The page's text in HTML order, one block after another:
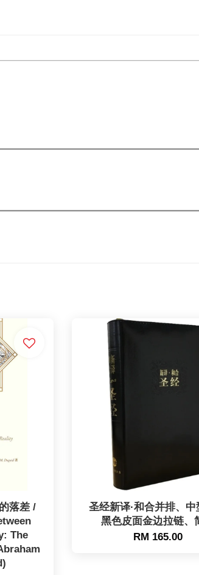
落差 /
The
圣经新译·和合并排、中
黑色皮面金边拉链、
RM 165.00